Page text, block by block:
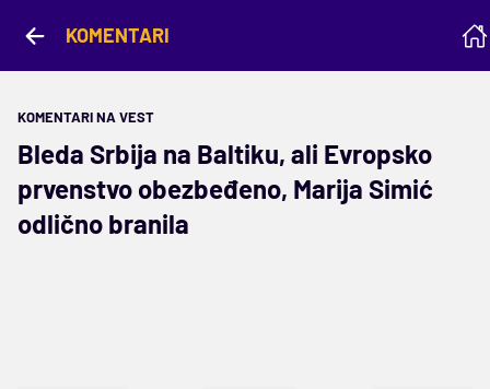
KOMENTARI
KOMENTARI NA VEST
Bleda Srbija na Baltiku, ali Evropsko
prvenstvo obezbeđeno, Marija Simić
odlično branila